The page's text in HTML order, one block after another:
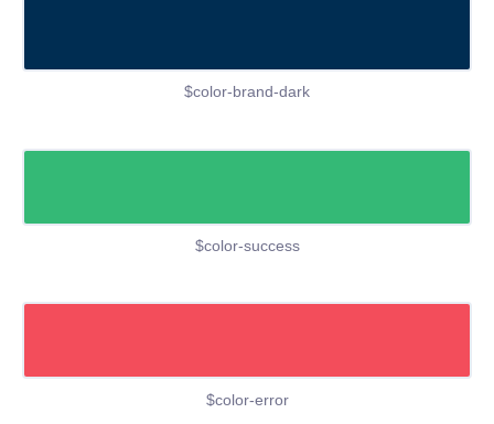
$color-brand-dark
$color-success
$color-error